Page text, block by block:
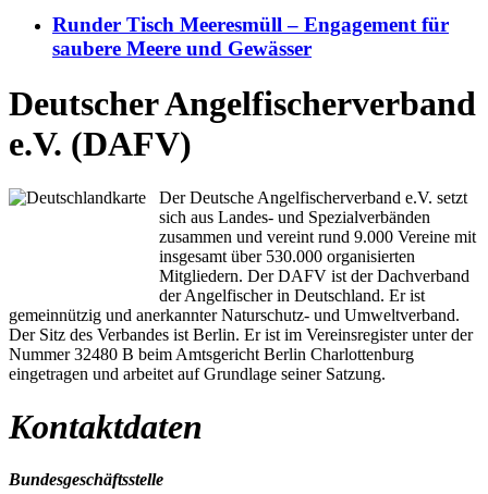
Runder Tisch Meeresmüll – Engagement für
saubere Meere und Gewässer
Deutscher Angelfischerverband
e.V. (DAFV)
Der Deutsche Angelfischerverband e.V. setzt
sich aus Landes- und Spezialverbänden
zusammen und vereint rund 9.000 Vereine mit
insgesamt über 530.000 organisierten
Mitgliedern. Der DAFV ist der Dachverband
der Angelfischer in Deutschland. Er ist
gemeinnützig und anerkannter Naturschutz- und Umweltverband.
Der Sitz des Verbandes ist Berlin. Er ist im Vereinsregister unter der
Nummer 32480 B beim Amtsgericht Berlin Charlottenburg
eingetragen und arbeitet auf Grundlage seiner Satzung.
Kontaktdaten
Bundesgeschäftsstelle